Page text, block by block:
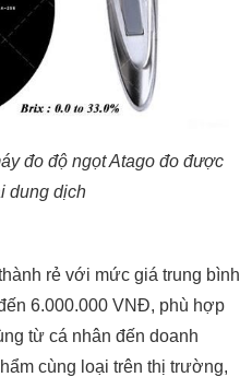
đo độ ngọt Atago đo được
dung dịch
rẻ với mức giá trung bình
6.000.000 VNĐ, phù hợp
từ cá nhân đến doanh
cùng loại trên thị trường,